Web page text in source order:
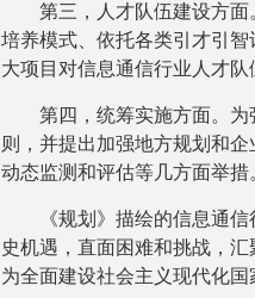
第三，人才队伍建设方
培养模式、依托各类引才引
大项目对信息通信行业人才
第四，统筹实施方面。
则，并提出加强地方规划和
动态监测和评估等几方面举措
《规划》描绘的信息通
史机遇，直面困难和挑战，
为全面建设社会主义现代化国